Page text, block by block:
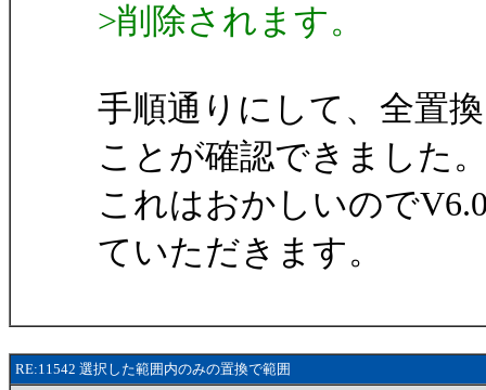
>削除されます。
手順通りにして、全置
ことが確認できました
これはおかしいので
ていただきます。
RE:11542 選択した範囲内のみの置換で範囲